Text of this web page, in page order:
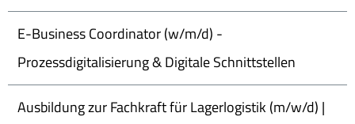
E-Business Coordinator (w/m/d) -
Prozessdigitalisierung & Digitale Schnittstellen
Ausbildung zur Fachkraft für Lagerlogistik (m/w/d) |